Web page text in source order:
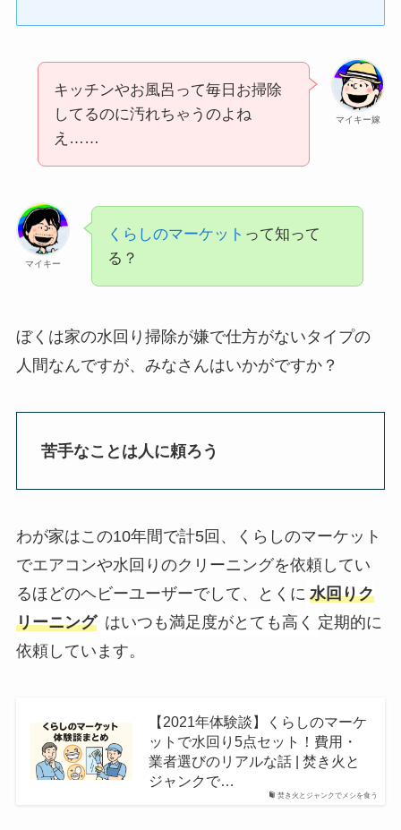
マイキー嫁
キッチンやお風呂って毎日お掃除
してるのに汚れちゃうのよね
え……
マイキー
くらしのマーケット って知って
る？
ぼくは家の水回り掃除が嫌で仕方がないタイプの
人間なんですが、みなさんはいかがですか？
苦手なことは人に頼ろう
わが家はこの10年間で計5回、くらしのマーケット
でエアコンや水回りのクリーニングを依頼してい
るほどのヘビーユーザーでして、とくに 水回りク
リーニング はいつも満足度がとても高く 定期的に
依頼しています。
焚き火とジャンクでメシを食う
【2021年体験談】くらしのマーケ
ットで水回り5点セット！費用・
業者選びのリアルな話 | 焚き火と
ジャンクで…